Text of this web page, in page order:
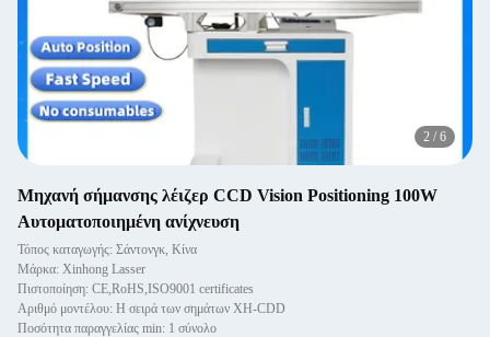
2 / 6
Μηχανή σήμανσης λέιζερ CCD Vision Positioning 100W
Αυτοματοποιημένη ανίχνευση
Τόπος καταγωγής: Σάντονγκ, Κίνα
Μάρκα: Xinhong Lasser
Πιστοποίηση: CE,RoHS,ISO9001 certificates
Αριθμό μοντέλου: Η σειρά των σημάτων XH-CDD
Ποσότητα παραγγελίας min: 1 σύνολο